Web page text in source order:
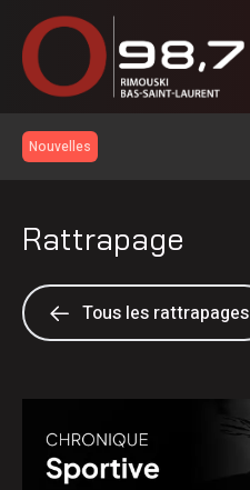
Nouvelles
Rattrapage
Tous les rattrapages